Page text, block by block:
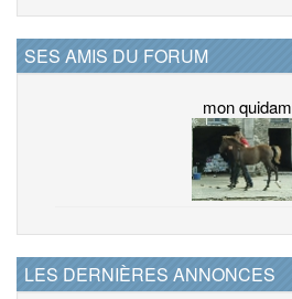
SES AMIS DU FORUM
mon quidam
LES DERNIÈRES ANNONCES